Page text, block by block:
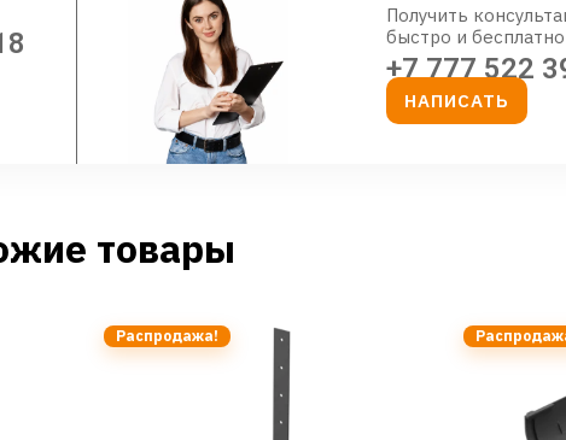
Получить
быстро и бесплатно
+7 777 522
НАПИСАТЬ
товары
Распродажа!